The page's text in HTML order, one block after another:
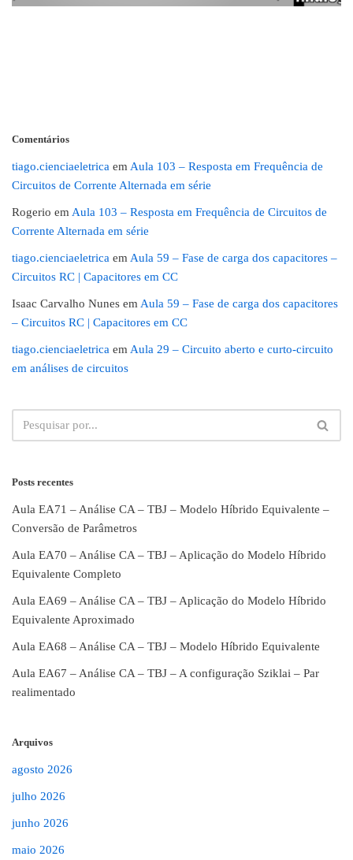
Comentários
tiago.cienciaeletrica em Aula 103 – Resposta em Frequência de
Circuitos de Corrente Alternada em série
Rogerio em Aula 103 – Resposta em Frequência de Circuitos de
Corrente Alternada em série
tiago.cienciaeletrica em Aula 59 – Fase de carga dos capacitores –
Circuitos RC | Capacitores em CC
Isaac Carvalho Nunes em Aula 59 – Fase de carga dos capacitores
– Circuitos RC | Capacitores em CC
tiago.cienciaeletrica em Aula 29 – Circuito aberto e curto-circuito
em análises de circuitos
Posts recentes
Aula EA71 – Análise CA – TBJ – Modelo Híbrido Equivalente –
Conversão de Parâmetros
Aula EA70 – Análise CA – TBJ – Aplicação do Modelo Híbrido
Equivalente Completo
Aula EA69 – Análise CA – TBJ – Aplicação do Modelo Híbrido
Equivalente Aproximado
Aula EA68 – Análise CA – TBJ – Modelo Híbrido Equivalente
Aula EA67 – Análise CA – TBJ – A configuração Sziklai – Par
realimentado
Arquivos
agosto 2026
julho 2026
junho 2026
maio 2026